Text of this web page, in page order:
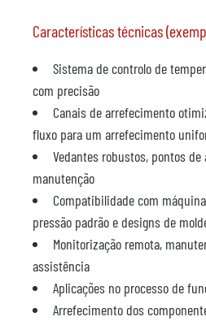
Características técnicas
Sistema de controlo de
com precisão
Canais de arrefecimento
fluxo para um arrefecimento
Vedantes robustos, pontos
manutenção
Compatibilidade com
pressão padrão e designs de
Monitorização remota,
assistência
Aplicações no processo de
Arrefecimento dos